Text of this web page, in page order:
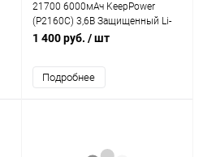
21700 6000мАч KeepPower
(P2160C) 3,6В Защищенный Li-
Ion аккумулятор
1 400 руб. / шт
Подробнее